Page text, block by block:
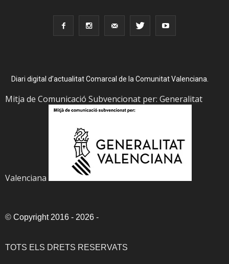
Diari digital d’actualitat Comarcal de la Comunitat Valenciana.
Mitja de Comunicació Subvencionat per: Generalitat
Valenciana
© Copyright 2016 - 2026 -
TOTS ELS DRETS RESERVATS